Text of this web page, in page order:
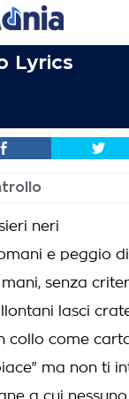
Lyrics
neri
e peggio
senza
lasci
collo come
ma non ti